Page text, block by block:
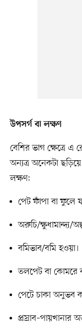
উপসর্গ বা লক্ষণ
বেশির ভাগ ক্ষেত্রে এ
অন্যত্র অনেকটা
লক্ষণ:
পেট ফাঁপা বা ফুলে
অরুচি/ক্ষুধামান্দ্য/
বমিভাব/বমি হওয়া।
তলপেট বা কোমরে
পেটে চাকা অনুভব
প্রস্রাব–পায়খানার